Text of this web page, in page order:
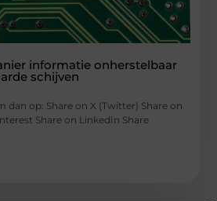
informatie onherstelbaar
schijven
dan op: Share on X (Twitter) Share on
Share on LinkedIn Share